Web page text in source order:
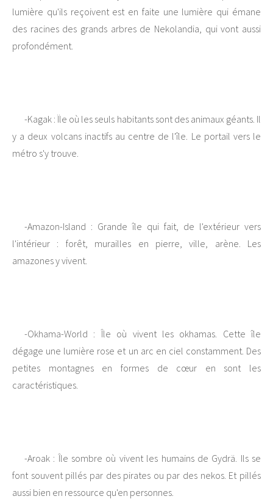
lumière qu'ils reçoivent est en faite une lumière qui émane
des racines des grands arbres de Nekolandia, qui vont aussi
profondément.
-Kagak : Ïle où les seuls habitants sont des animaux géants. Il
y a deux volcans inactifs au centre de l'île. Le portail vers le
métro s'y trouve.
-Amazon-Island : Grande île qui fait, de l'extérieur vers
l'intérieur : forêt, murailles en pierre, ville, arène. Les
amazones y vivent.
-Okhama-World : Île où vivent les okhamas. Cette île
dégage une lumière rose et un arc en ciel constamment. Des
petites montagnes en formes de cœur en sont les
caractéristiques.
-Aroak : Île sombre où vivent les humains de Gydrä. Ils se
font souvent pillés par des pirates ou par des nekos. Et pillés
aussi bien en ressource qu'en personnes.